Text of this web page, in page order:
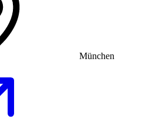
München